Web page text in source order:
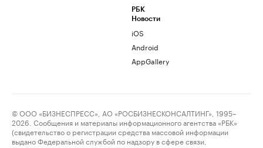
РБК
Новости
iOS
Android
AppGallery
© ООО «БИЗНЕСПРЕСС», АО «РОСБИЗНЕСКОНСАЛТИНГ», 1995–
2026. Сообщения и материалы информационного агентства «РБК»
(свидетельство о регистрации средства массовой информации
выдано Федеральной службой по надзору в сфере связи,